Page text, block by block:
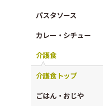
パスタソース
カレー・シチュー
介護食
介護食トップ
ごはん・おじや